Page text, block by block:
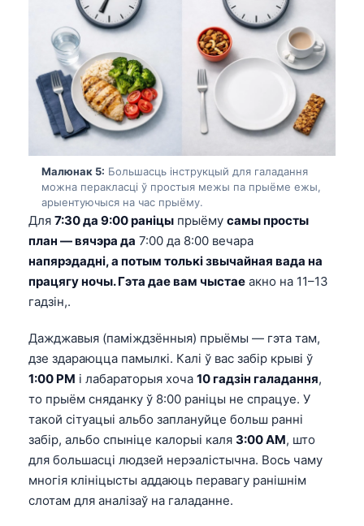
Малюнак 5: Большасць інструкцый для галадання
можна перакласці ў простыя межы па прыёме ежы,
арыентуючыся на час прыёму.
Для 7:30 да 9:00 раніцы прыёму самы просты
план — вячэра да 7:00 да 8:00 вечара
напярэдадні, а потым толькі звычайная вада на
працягу ночы. Гэта дае вам чыстае акно на 11–13
гадзін,.
Дажджавыя (паміждзённыя) прыёмы — гэта там,
дзе здараюцца памылкі. Калі ў вас забір крыві ў
1:00 PM і лабараторыя хоча 10 гадзін галадання,
то прыём сняданку ў 8:00 раніцы не спрацуе. У
такой сітуацыі альбо заплануйце больш ранні
забір, альбо спыніце калорыі каля 3:00 AM, што
для большасці людзей нерэалістычна. Вось чаму
многія клініцысты аддаюць перавагу ранішнім
слотам для аналізаў на галаданне.
ភាសាខ្មែរ
Kiswahili
አማርኛ
Українська
O‘zbekcha
Català
Қазақ тілі
Suomi
Hrvatski
Slovenčina
كوردی‎
پښتو
سنڌي
සිංහල
অসমীয়া
Galego
Latviešu valoda
Македонски јазик
Euskara